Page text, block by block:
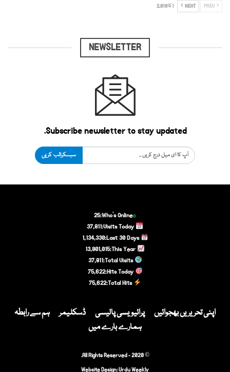
NEXT 1 کا 2,818
NEWSLETTER
Subscribe newsletter to stay updated.
سبسکرائب کریں
Who's Online:
25
Visits Today:
37,811
Last 30 Days:
1,134,330
13,801,015
Total Visits:
37,811
Hits Today:
75,622
Total Hits:
75,622
اپنی تحریریں بھجوائیں پرائیویسی پالیسی ڈسکلیمر
ہم سے رابطہ
ہمارے بارے میں
© 2020 - All Rights Reserved.
Website Design:Urdu Weekly